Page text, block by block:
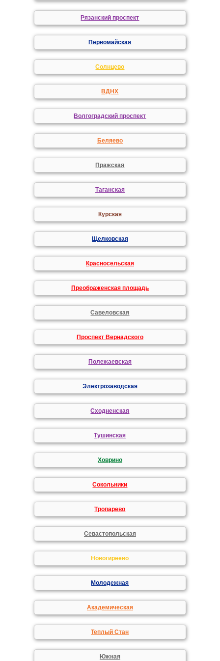
Рязанский проспект
Первомайская
Солнцево
ВДНХ
Волгоградский проспект
Беляево
Пражская
Таганская
Курская
Щелковская
Красносельская
Преображенская площадь
Савеловская
Проспект Вернадского
Полежаевская
Электрозаводская
Сходненская
Тушинская
Ховрино
Сокольники
Тропарево
Севастопольская
Новогиреево
Молодежная
Академическая
Теплый Стан
Южная